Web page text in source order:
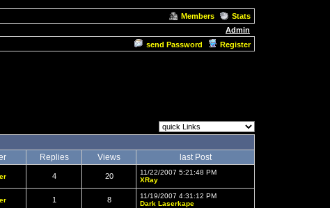
Members
Stats
Admin
send Password Register
Replies Views last Post
4 20
11/22/2007 5:21:48 PM
XRay
1 8
11/19/2007 4:31:12 PM
Dark Laserkape